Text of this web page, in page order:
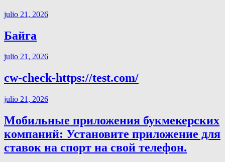
julio 21, 2026
Байга
julio 21, 2026
cw-check-https://test.com/
julio 21, 2026
Мобильные приложения букмекерских
компаний: Установите приложение для
ставок на спорт на свой телефон.